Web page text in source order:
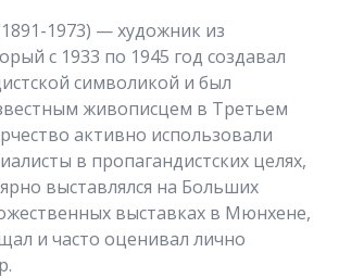
1973) — художник из
с 1933 по 1945 год создавал
символикой и был
живописцем в Третьем
активно использовали
в пропагандистских целях,
выставлялся на Больших
выставках в Мюнхене,
и часто оценивал лично